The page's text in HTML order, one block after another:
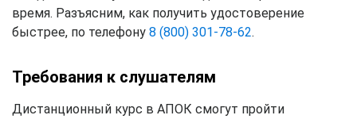
время. Разъясним, как получить удостоверение
быстрее, по телефону 8 (800) 301-78-62.
Требования к слушателям
Дистанционный курс в АПОК смогут пройти